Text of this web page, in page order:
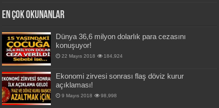
En Çok okunanlar
Dünya 36,6 milyon dolarlık para cezasını
konuşuyor!
22 Mayıs 2018 184,924
Ekonomi zirvesi sonrası flaş döviz kurur
açıklaması!
9 Mayıs 2018 98,998